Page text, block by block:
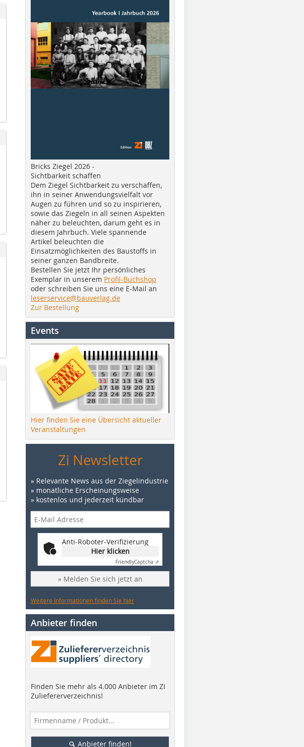
Bricks Ziegel 2026 -
Sichtbarkeit schaffen
Dem Ziegel Sichtbarkeit zu verschaffen,
ihn in seiner Anwendungsvielfalt vor
Augen zu führen und so zu inspirieren,
sowie das Ziegeln in all seinen Aspekten
näher zu beleuchten, darum geht es in
diesem Jahrbuch. Viele spannende
Artikel beleuchten die
Einsatzmöglichkeiten des Baustoffs in
seiner ganzen Bandbreite.
Bestellen Sie jetzt Ihr persönliches
Exemplar in unserem Profil-Buchshop
oder schreiben Sie uns eine E-Mail an
leserservice@bauverlag.de
Zur Bestellung
Events
Hier finden Sie eine Übersicht aktueller
Veranstaltungen
Zi Newsletter
» Relevante News aus der Ziegelindustrie
» monatliche Erscheinungsweise
» kostenlos und jederzeit kündbar
Anti-Roboter-Verifizierung
Hier klicken
FriendlyCaptcha ⇗
» Melden Sie sich jetzt an
Weitere Informationen finden Sie hier
Anbieter finden
Finden Sie mehr als 4.000 Anbieter im ZI
Zuliefererverzeichnis!
Anbieter finden!